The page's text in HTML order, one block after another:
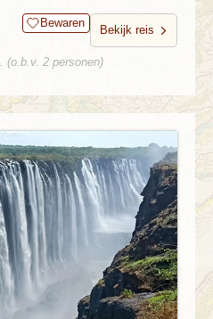
Bewaren
Bekijk reis
(o.b.v. 2 personen)